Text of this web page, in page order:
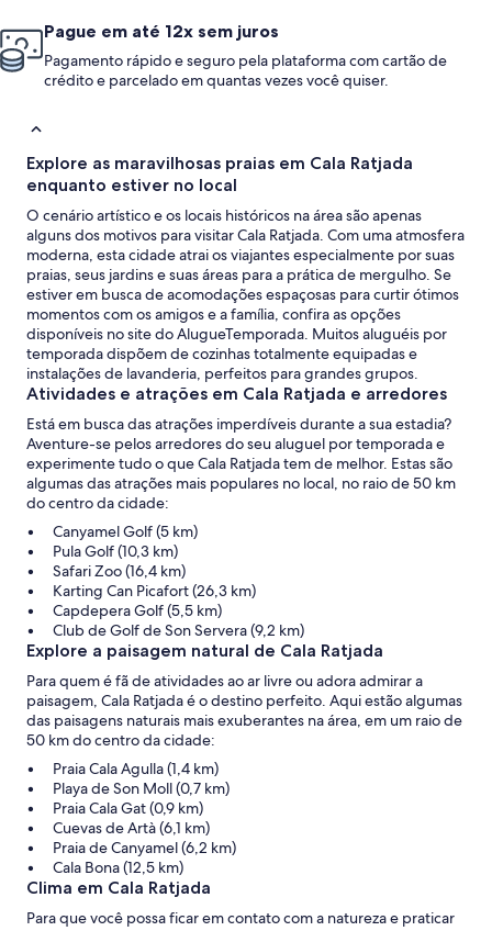
Pague em até 12x sem juros
Pagamento rápido e seguro pela plataforma com cartão de
crédito e parcelado em quantas vezes você quiser.
Explore as maravilhosas praias em Cala Ratjada
enquanto estiver no local
O cenário artístico e os locais históricos na área são apenas
alguns dos motivos para visitar Cala Ratjada. Com uma atmosfera
moderna, esta cidade atrai os viajantes especialmente por suas
praias, seus jardins e suas áreas para a prática de mergulho. Se
estiver em busca de acomodações espaçosas para curtir ótimos
momentos com os amigos e a família, confira as opções
disponíveis no site do AlugueTemporada. Muitos aluguéis por
temporada dispõem de cozinhas totalmente equipadas e
instalações de lavanderia, perfeitos para grandes grupos.
Atividades e atrações em Cala Ratjada e arredores
Está em busca das atrações imperdíveis durante a sua estadia?
Aventure-se pelos arredores do seu aluguel por temporada e
experimente tudo o que Cala Ratjada tem de melhor. Estas são
algumas das atrações mais populares no local, no raio de 50 km
do centro da cidade:
Canyamel Golf (5 km)
Pula Golf (10,3 km)
Safari Zoo (16,4 km)
Karting Can Picafort (26,3 km)
Capdepera Golf (5,5 km)
Club de Golf de Son Servera (9,2 km)
Explore a paisagem natural de Cala Ratjada
Para quem é fã de atividades ao ar livre ou adora admirar a
paisagem, Cala Ratjada é o destino perfeito. Aqui estão algumas
das paisagens naturais mais exuberantes na área, em um raio de
50 km do centro da cidade:
Praia Cala Agulla (1,4 km)
Playa de Son Moll (0,7 km)
Praia Cala Gat (0,9 km)
Cuevas de Artà (6,1 km)
Praia de Canyamel (6,2 km)
Cala Bona (12,5 km)
Clima em Cala Ratjada
Para que você possa ficar em contato com a natureza e praticar